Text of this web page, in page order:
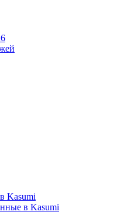
Kasumi
в Kasumi